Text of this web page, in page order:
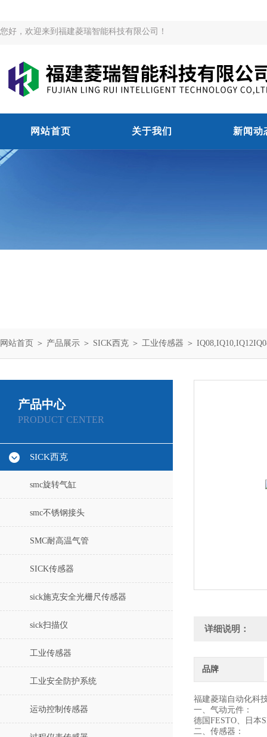
您好，欢迎来到福建菱瑞智能科技有限公司！
网站首页 关于我们 新闻动
网站首页 ＞ 产品展示 ＞ SICK西克 ＞ 工业传感器 ＞
产品中心
PRODUCT CENTER
SICK西克
smc旋转气缸
smc不锈钢接头
SMC耐高温气管
SICK传感器
sick施克安全光栅尺传感器
sick扫描仪
工业传感器
工业安全防护系统
运动控制传感器
详细说明：
品牌
福建菱瑞自动化科
一、气动元件：
德国FESTO、日本
二、传感器：